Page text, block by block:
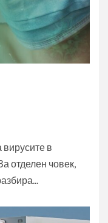
вирусите в
отделен човек,